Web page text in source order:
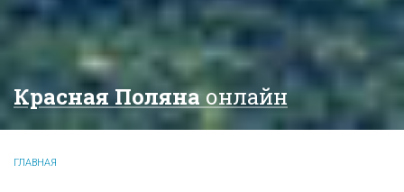
Красная Полянаонлайн
ГЛАВНАЯ